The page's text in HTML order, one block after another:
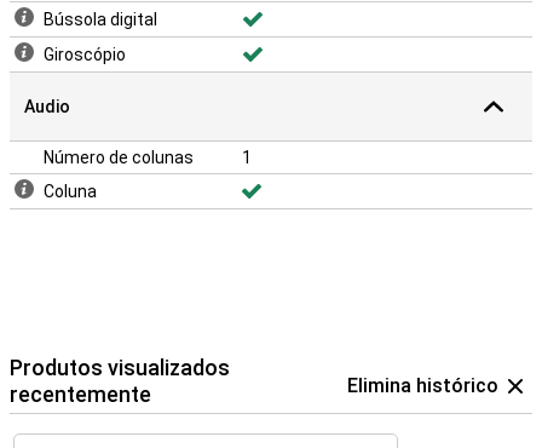
Bússola digital
Giroscópio
Audio
Número de colunas
1
Coluna
Produtos visualizados
recentemente
Elimina histórico